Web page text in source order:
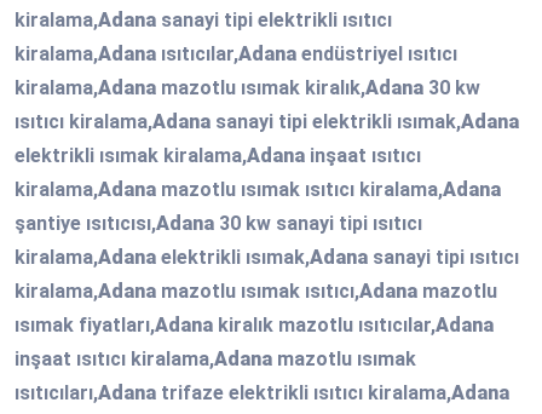
kiralama,Adana sanayi tipi elektrikli ısıtıcı
kiralama,Adana ısıtıcılar,Adana endüstriyel ısıtıcı
kiralama,Adana mazotlu ısımak kiralık,Adana 30 kw
ısıtıcı kiralama,Adana sanayi tipi elektrikli ısımak,Adana
elektrikli ısımak kiralama,Adana inşaat ısıtıcı
kiralama,Adana mazotlu ısımak ısıtıcı kiralama,Adana
şantiye ısıtıcısı,Adana 30 kw sanayi tipi ısıtıcı
kiralama,Adana elektrikli ısımak,Adana sanayi tipi ısıtıcı
kiralama,Adana mazotlu ısımak ısıtıcı,Adana mazotlu
ısımak fiyatları,Adana kiralık mazotlu ısıtıcılar,Adana
inşaat ısıtıcı kiralama,Adana mazotlu ısımak
ısıtıcıları,Adana trifaze elektrikli ısıtıcı kiralama,Adana